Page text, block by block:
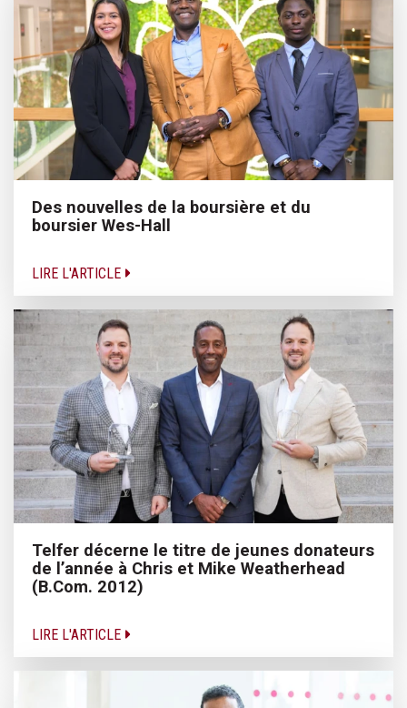
Des nouvelles de la boursière et du
boursier Wes-Hall
LIRE L'ARTICLE
Telfer décerne le titre de jeunes donateurs
de l’année à Chris et Mike Weatherhead
(B.Com. 2012)
LIRE L'ARTICLE